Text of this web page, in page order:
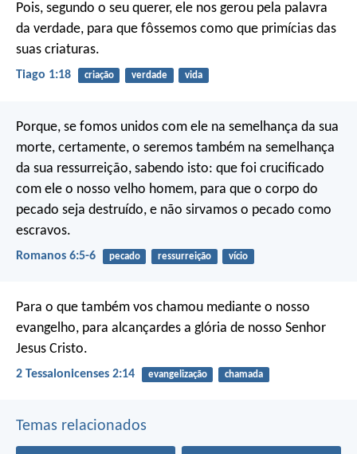
Pois, segundo o seu querer, ele nos gerou pela palavra
da verdade, para que fôssemos como que primícias das
suas criaturas.
Tiago 1:18 criação verdade vida
Porque, se fomos unidos com ele na semelhança da sua
morte, certamente, o seremos também na semelhança
da sua ressurreição, sabendo isto: que foi crucificado
com ele o nosso velho homem, para que o corpo do
pecado seja destruído, e não sirvamos o pecado como
escravos.
Romanos 6:5-6 pecado ressurreição vício
Para o que também vos chamou mediante o nosso
evangelho, para alcançardes a glória de nosso Senhor
Jesus Cristo.
2 Tessalonicenses 2:14 evangelização chamada
Temas relacionados